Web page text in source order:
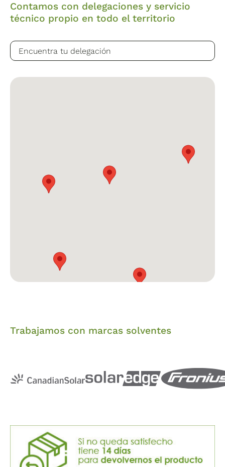
Contamos con delegaciones y servicio
técnico propio en todo el territorio
Trabajamos con marcas solventes